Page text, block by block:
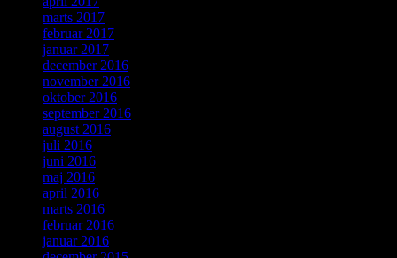
marts 2017
februar 2017
januar 2017
december 2016
november 2016
oktober 2016
september 2016
august 2016
juli 2016
juni 2016
maj 2016
april 2016
marts 2016
februar 2016
januar 2016